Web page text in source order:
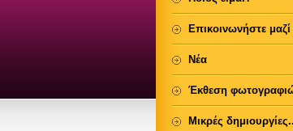
Επικοινωνήστε
Νέα
Έκθεση
Μικρές